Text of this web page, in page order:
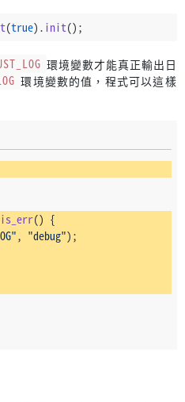
(true). init();
環境變數才能真正輸出日
環境變數的值，程式可以這樣
is_err() {
, "debug");